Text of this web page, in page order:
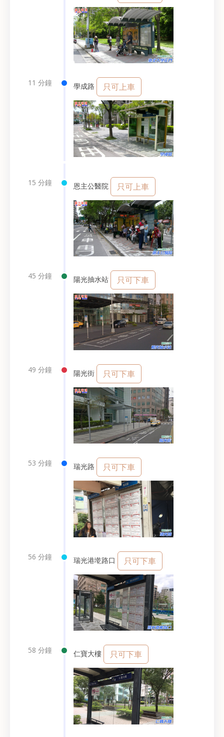
11 分鐘 學成路 只可上車
15 分鐘 恩主公醫院 只可上車
45 分鐘 陽光抽水站 只可下車
49 分鐘 陽光街 只可下車
53 分鐘 瑞光路 只可下車
56 分鐘 瑞光港墘路口 只可下車
58 分鐘 仁寶大樓 只可下車